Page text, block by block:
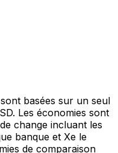
basées sur un seul
Les économies sont
change incluant les
banque et Xe le
de comparaison